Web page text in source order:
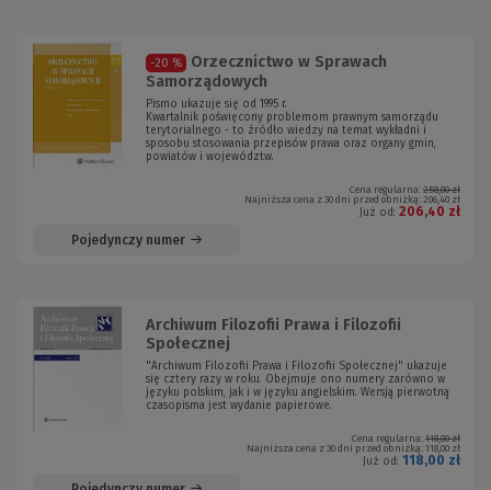
-20 %
Orzecznictwo w Sprawach
Samorządowych
Pismo ukazuje się od 1995 r.
Kwartalnik poświęcony problemom prawnym samorządu
terytorialnego - to źródło wiedzy na temat wykładni i
sposobu stosowania przepisów prawa oraz organy gmin,
powiatów i województw.
Cena regularna: 258,00 zł
Najniższa cena z 30 dni przed obniżką: 206,40 zł
Już od: 206,40 zł
Pojedynczy numer
Archiwum Filozofii Prawa i Filozofii
Społecznej
"Archiwum Filozofii Prawa i Filozofii Społecznej" ukazuje
się cztery razy w roku. Obejmuje ono numery zarówno w
języku polskim, jak i w języku angielskim. Wersją pierwotną
czasopisma jest wydanie papierowe.
Cena regularna: 118,00 zł
Najniższa cena z 30 dni przed obniżką: 118,00 zł
Już od: 118,00 zł